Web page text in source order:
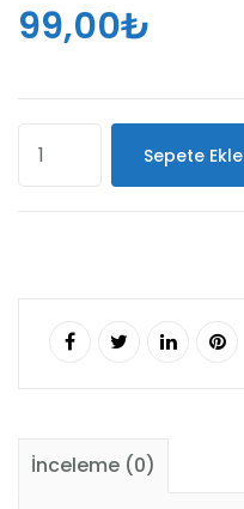
99,00₺
Sepete Ekle
İnceleme (0)